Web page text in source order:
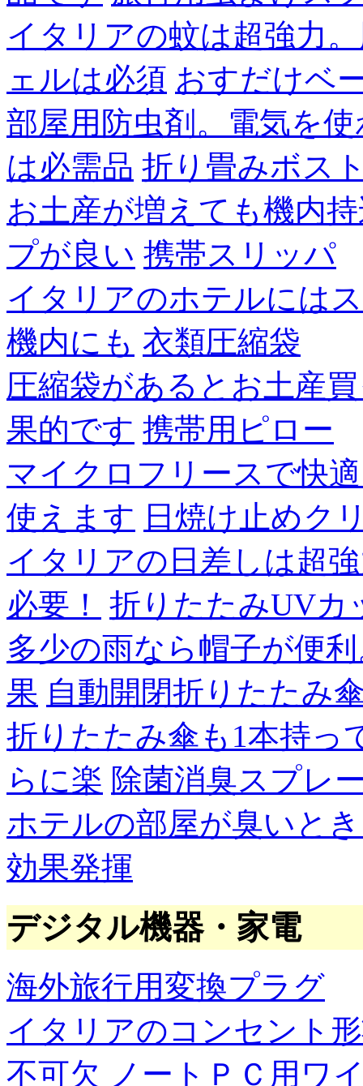
イタリアの蚊は超強力
ェルは必須 おすだけベ
部屋用防虫剤。電気を
は必需品 折り畳みボス
お土産が増えても機内
プが良い 携帯スリッパ
イタリアのホテルには
機内にも 衣類圧縮袋
圧縮袋があるとお土産
果的です 携帯用ピロー
マイクロフリースで快
使えます 日焼け止めク
イタリアの日差しは超
必要！
折りたたみUVカ
多少の雨なら帽子が便
果 自動開閉折りたたみ
折りたたみ傘も1本持っ
らに楽 除菌消臭スプレ
ホテルの部屋が臭いと
効果発揮
デジタル機器・家電
海外旅行用変換プラグ
イタリアのコンセント
不可欠 ノートＰＣ用ワ